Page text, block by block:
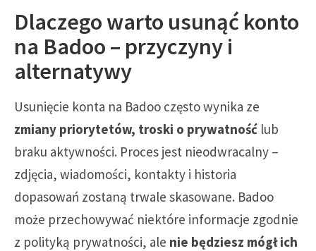
Dlaczego warto usunąć konto
na Badoo – przyczyny i
alternatywy
Usunięcie konta na Badoo często wynika ze
zmiany priorytetów, troski o prywatność lub
braku aktywności. Proces jest nieodwracalny –
zdjęcia, wiadomości, kontakty i historia
dopasowań zostaną trwale skasowane. Badoo
może przechowywać niektóre informacje zgodnie
z polityką prywatności, ale nie będziesz mógł ich